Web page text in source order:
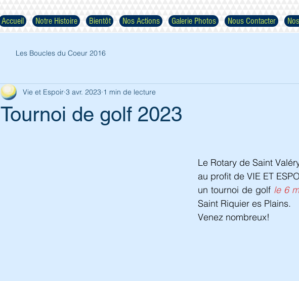
Accueil Notre Histoire Bientôt Nos Actions Galerie Photos Nous Contacter
Respectez nos images
Les Boucles du Coeur 2016
Tournoi de golf 2023
Vie et Espoir 3 avr. 2023 1 min de lecture
Le Rotary de Saint
au profit de VIE ET
un tournoi de golf le 6
Saint Riquier es Plains.
Venez nombreux!